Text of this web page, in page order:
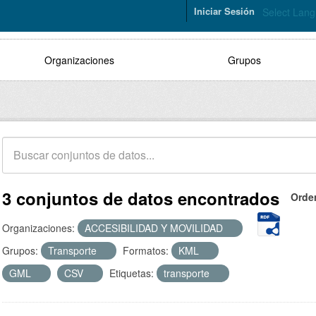
Select
Iniciar Sesión
Organizaciones Grupos
3 conjuntos de datos encontrados
Organizaciones:
ACCESIBILIDAD Y MOVILIDAD
Grupos:
Transporte Formatos:
KML
GML
CSV Etiquetas: transporte